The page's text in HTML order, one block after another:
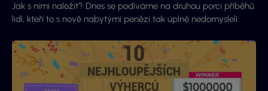
Jak s nimi naložit? Dnes se podíváme na druhou porci příběhů
lidí, kteří to s nově nabytými penězi tak úplně nedomysleli.